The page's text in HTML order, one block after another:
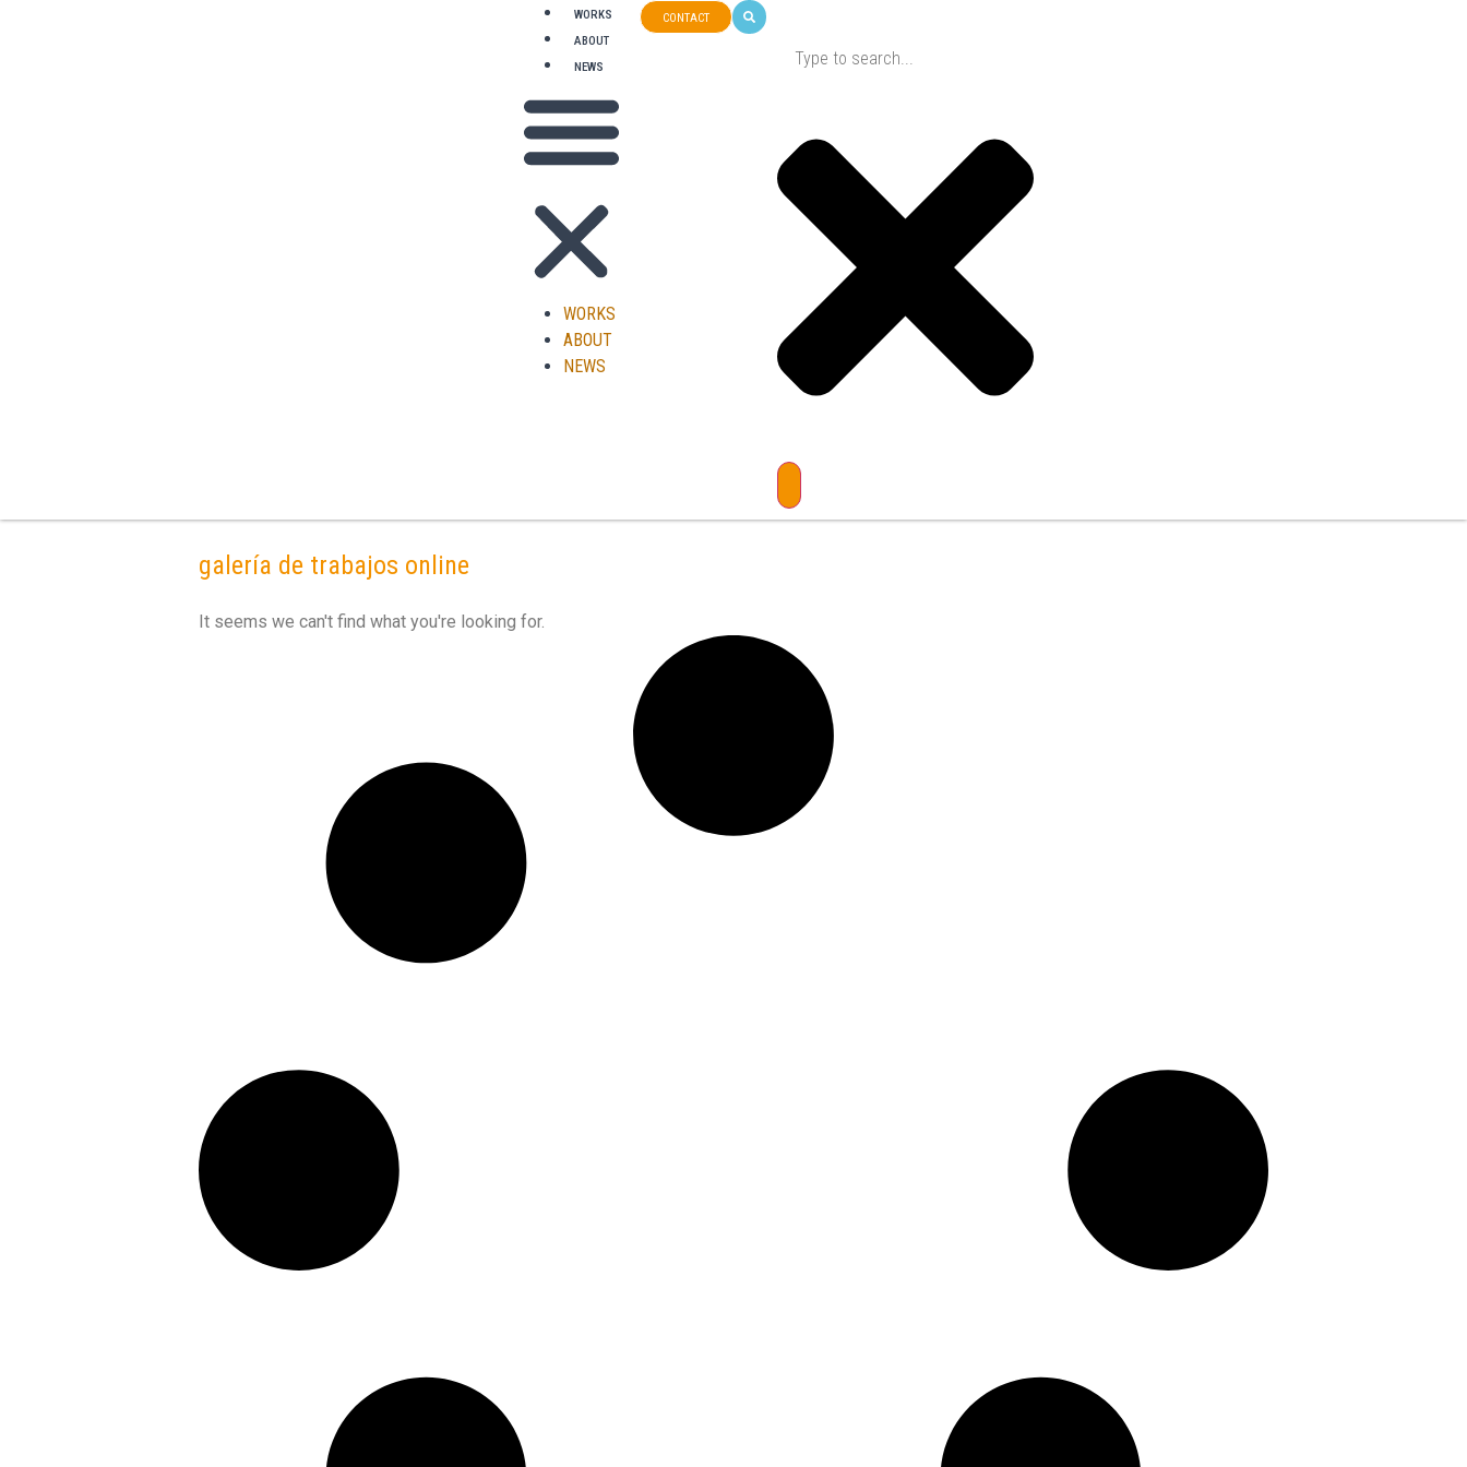
WORKS
ABOUT
NEWS
WORKS
ABOUT
NEWS
CONTACT
galería de trabajos online
It seems we can't find what you're looking for.